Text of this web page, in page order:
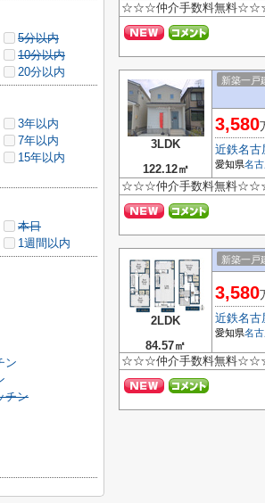
☆☆☆仲介手数料無料☆☆☆
3LDK
122.12㎡
新築一戸
3,580
近鉄名古
愛知県名
☆☆☆仲介手数料無料☆☆☆
2LDK
84.57㎡
新築一戸
3,580
近鉄名古
愛知県名
☆☆☆仲介手数料無料☆☆☆
5分以内
10分以内
20分以内
3年以内
7年以内
15年以内
本日
1週間以内
ン
チン